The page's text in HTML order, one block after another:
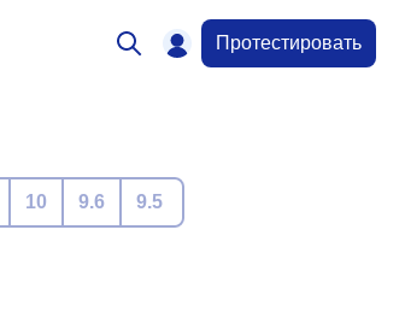
Протестировать
10 9.6 9.5